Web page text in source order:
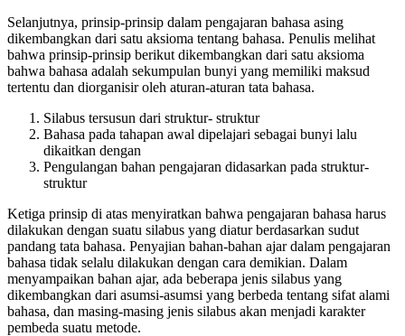
Selanjutnya, prinsip-prinsip dalam pengajaran bahasa asing
dikembangkan dari satu aksioma tentang bahasa. Penulis melihat
bahwa prinsip-prinsip berikut dikembangkan dari satu aksioma
bahwa bahasa adalah sekumpulan bunyi yang memiliki maksud
tertentu dan diorganisir oleh aturan-aturan tata bahasa.
Silabus tersusun dari struktur- struktur
Bahasa pada tahapan awal dipelajari sebagai bunyi lalu
dikaitkan dengan
Pengulangan bahan pengajaran didasarkan pada struktur-
struktur
Ketiga prinsip di atas menyiratkan bahwa pengajaran bahasa harus
dilakukan dengan suatu silabus yang diatur berdasarkan sudut
pandang tata bahasa. Penyajian bahan-bahan ajar dalam pengajaran
bahasa tidak selalu dilakukan dengan cara demikian. Dalam
menyampaikan bahan ajar, ada beberapa jenis silabus yang
dikembangkan dari asumsi-asumsi yang berbeda tentang sifat alami
bahasa, dan masing-masing jenis silabus akan menjadi karakter
pembeda suatu metode.